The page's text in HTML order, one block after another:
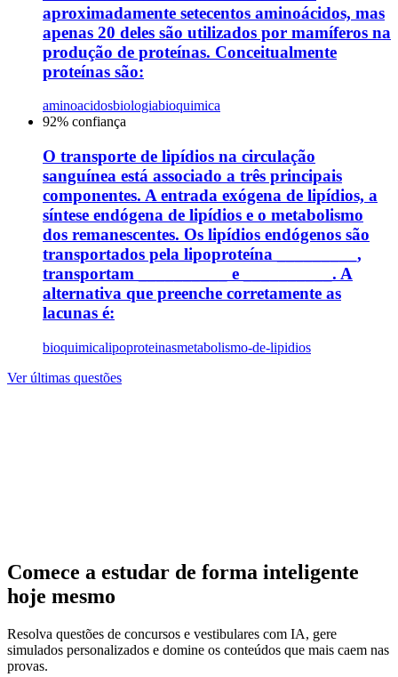
aproximadamente setecentos aminoácidos, mas
apenas 20 deles são utilizados por mamíferos na
produção de proteínas. Conceitualmente
proteínas são:
aminoacidosbiologiabioquimica
92% confiança
O transporte de lipídios na circulação
sanguínea está associado a três principais
componentes. A entrada exógena de lipídios, a
síntese endógena de lipídios e o metabolismo
dos remanescentes. Os lipídios endógenos são
transportados pela lipoproteína _________,
transportam __________ e __________. A
alternativa que preenche corretamente as
lacunas é:
bioquimicalipoproteinasmetabolismo-de-lipidios
Ver últimas questões
Comece a estudar de forma inteligente
hoje mesmo
Resolva questões de concursos e vestibulares com IA, gere
simulados personalizados e domine os conteúdos que mais caem nas
provas.